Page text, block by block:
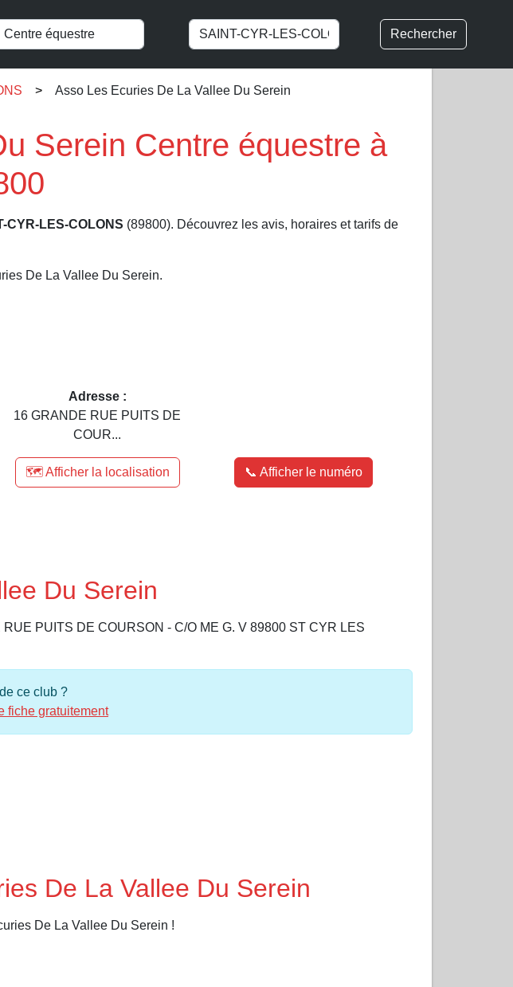
Rechercher
Asso Les Ecuries De La Vallee Du Serein
Serein Centre équestre à
CYR-LES-COLONS (89800). Découvrez les avis, horaires et tarifs de
De La Vallee Du Serein.
Adresse :
16 GRANDE RUE PUITS DE
COUR...
🗺️ Afficher la localisation 📞 Afficher le numéro
Du Serein
PUITS DE COURSON - C/O ME G. V 89800 ST CYR LES
ce club ?
fiche gratuitement
De La Vallee Du Serein
De La Vallee Du Serein !